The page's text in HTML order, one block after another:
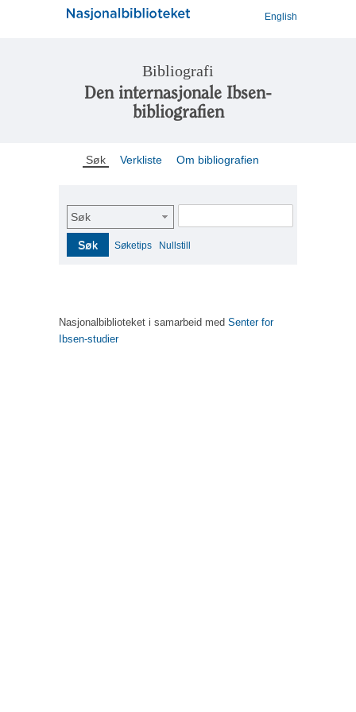
English
Bibliografi
Den internasjonale Ibsen-
bibliografien
Søk Verkliste Om bibliografien
Søk
Søk Søketips Nullstill
Nasjonalbiblioteket i samarbeid med Senter for
Ibsen-studier